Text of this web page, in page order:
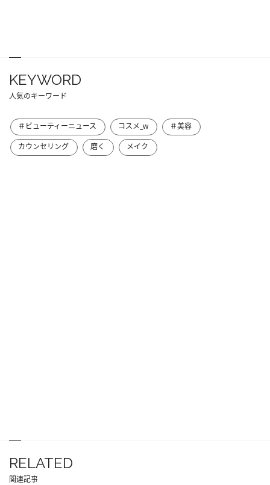
KEYWORD
人気のキーワード
＃ビューティーニュース コスメ_w
＃美容
カウンセリング
磨く メイク
RELATED
関連記事